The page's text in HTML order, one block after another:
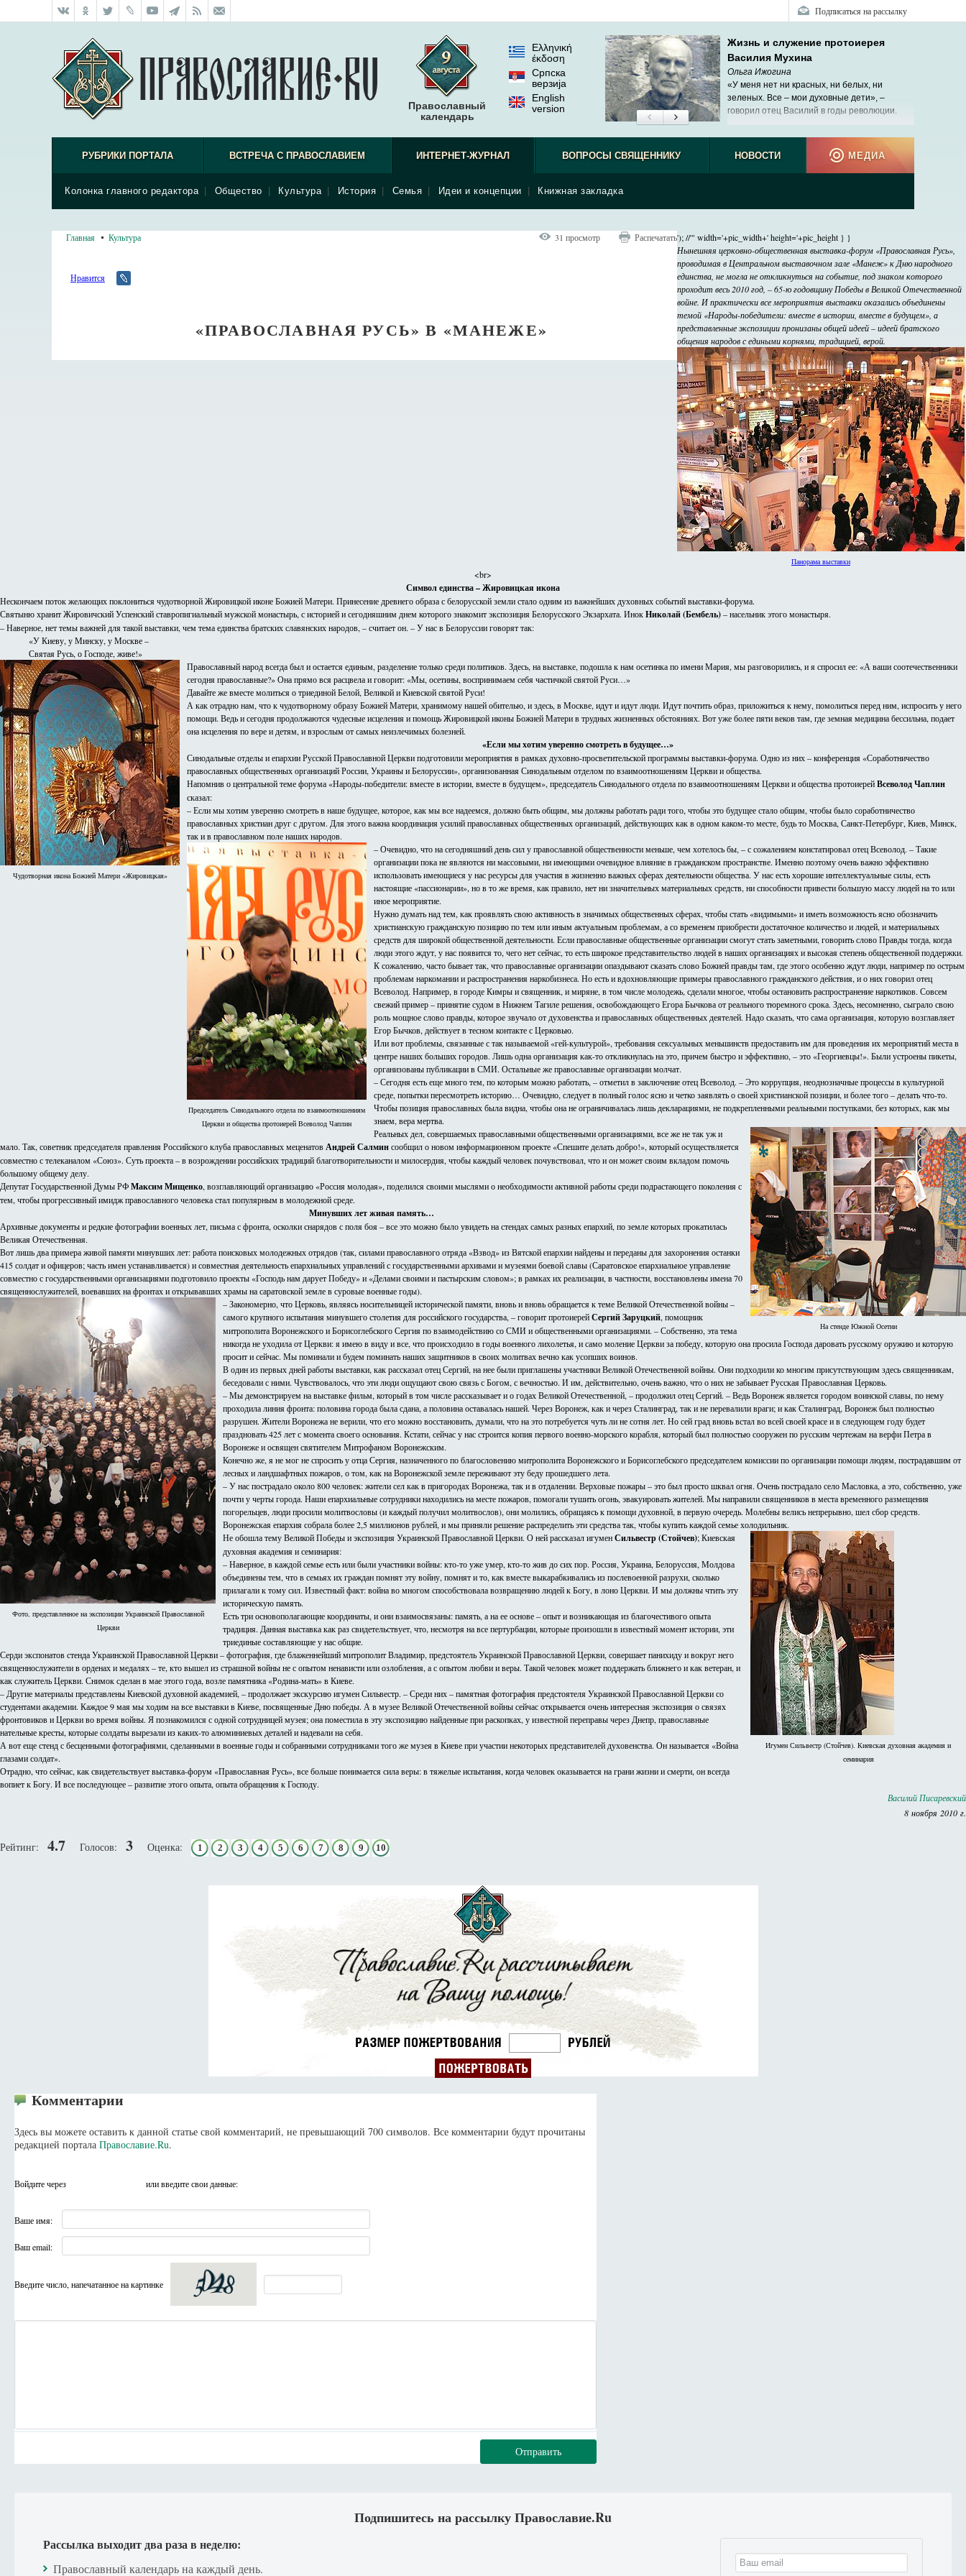
Подписаться на рассылку
Православный
календарь
Ελληνική
έκδοση
Српска
верзиjа
English
version
Жизнь и служение протоиерея
Василия Мухина
Ольга Ижогина
«У меня нет ни красных, ни белых, ни
зеленых. Все – мои духовные дети», –
говорил отец Василий в годы революции.
РУБРИКИ ПОРТАЛА ВСТРЕЧА С ПРАВОСЛАВИЕМ ИНТЕРНЕТ-ЖУРНАЛ
Колонка главного редактора Общество Культура История Семья Идеи и концепции Книжная закладка
ВОПРОСЫ СВЯЩЕННИКУ НОВОСТИ МЕДИА
Главная Культура 31 просмотр Распечатать
Нравится
«ПРАВОСЛАВНАЯ РУСЬ» В «МАНЕЖЕ»
'); //'" width='+pic_width+' height='+pic_height } }
Нынешняя церковно-общественная выставка-форум «Православная Русь»,
проводимая в Центральном выставочном зале «Манеж» к Дню народного
единства, не могла не откликнуться на событие, под знаком которого
проходит весь 2010 год, – 65-ю годовщину Победы в Великой Отечественной
войне. И практически все мероприятия выставки оказались объединены
темой «Народы-победители: вместе в истории, вместе в будущем», а
представленные экспозиции пронизаны общей идеей – идеей братского
общения народов с едиными корнями, традицией, верой.
Панорама выставки
<br>
Символ единства – Жировицкая икона
Нескончаем поток желающих поклониться чудотворной Жировицкой иконе Божией Матери. Принесение древнего образа с белорусской земли стало одним из важнейших духовных событий выставки-форума.
Святыню хранит Жировичский Успенский ставропигиальный мужской монастырь, с историей и сегодняшним днем которого знакомит экспозиция Белорусского Экзархата. ИнокНиколай (Бембель)– насельник этого монастыря.
– Наверное, нет темы важней для такой выставки, чем тема единства братских славянских народов, – считает он. – У нас в Белоруссии говорят так:
«У Киеву, у Минску, у Москве –
Святая Русь, о Господе, живе!»
Чудотворная икона Божией Матери «Жировицкая»
Православный народ всегда был и остается единым, разделение только среди политиков. Здесь, на выставке, подошла к нам осетинка по имени Мария, мы разговорились, и я спросил ее: «А ваши соотечественники
сегодня православные?» Она прямо вся расцвела и говорит: «Мы, осетины, воспринимаем себя частичкой святой Руси…»
Давайте же вместе молиться о триединой Белой, Великой и Киевской святой Руси!
А как отрадно нам, что к чудотворному образу Божией Матери, хранимому нашей обителью, и здесь, в Москве, идут и идут люди. Идут почтить образ, приложиться к нему, помолиться перед ним, испросить у него
помощи. Ведь и сегодня продолжаются чудесные исцеления и помощь Жировицкой иконы Божией Матери в трудных жизненных обстояниях. Вот уже более пяти веков там, где земная медицина бессильна, подает
она исцеления по вере и детям, и взрослым от самых неизлечимых болезней.
«Если мы хотим уверенно смотреть в будущее…»
Синодальные отделы и епархии Русской Православной Церкви подготовили мероприятия в рамках духовно-просветительской программы выставки-форума. Одно из них – конференция «Соработничество
православных общественных организаций России, Украины и Белоруссии», организованная Синодальным отделом по взаимоотношениям Церкви и общества.
Напомнив о центральной теме форума «Народы-победители: вместе в истории, вместе в будущем», председатель Синодального отдела по взаимоотношениям Церкви и общества протоиерейВсеволод Чаплин
сказал:
– Если мы хотим уверенно смотреть в наше будущее, которое, как мы все надеемся, должно быть общим, мы должны работать ради того, чтобы это будущее стало общим, чтобы было соработничество
православных христиан друг с другом. Для этого важна координация усилий православных общественных организаций, действующих как в одном каком-то месте, будь то Москва, Санкт-Петербург, Киев, Минск,
так и в православном поле наших народов.
Председатель Синодального отдела по взаимоотношениям
Церкви и общества протоиерей Всеволод Чаплин
– Очевидно, что на сегодняшний день сил у православной общественности меньше, чем хотелось бы, – с сожалением констатировал отец Всеволод. – Такие
организации пока не являются ни массовыми, ни имеющими очевидное влияние в гражданском пространстве. Именно поэтому очень важно эффективно
использовать имеющиеся у нас ресурсы для участия в жизненно важных сферах деятельности общества. У нас есть хорошие интеллектуальные силы, есть
настоящие «пассионарии», но в то же время, как правило, нет ни значительных материальных средств, ни способности привести большую массу людей на то или
иное мероприятие.
Нужно думать над тем, как проявлять свою активность в значимых общественных сферах, чтобы стать «видимыми» и иметь возможность ясно обозначить
христианскую гражданскую позицию по тем или иным актуальным проблемам, а со временем приобрести достаточное количество и людей, и материальных
средств для широкой общественной деятельности. Если православные общественные организации смогут стать заметными, говорить слово Правды тогда, когда
люди этого ждут, у нас появится то, чего нет сейчас, то есть широкое представительство людей в наших организациях и высокая степень общественной поддержки.
К сожалению, часто бывает так, что православные организации опаздывают сказать слово Божией правды там, где этого особенно ждут люди, например по острым
проблемам наркомании и распространения наркобизнеса. Но есть и вдохновляющие примеры православного гражданского действия, и о них говорил отец
Всеволод. Например, в городе Кимры и священник, и миряне, в том числе молодежь, сделали многое, чтобы остановить распространение наркотиков. Совсем
свежий пример – принятие судом в Нижнем Тагиле решения, освобождающего Егора Бычкова от реального тюремного срока. Здесь, несомненно, сыграло свою
роль мощное слово правды, которое звучало от духовенства и православных общественных деятелей. Надо сказать, что сама организация, которую возглавляет
Егор Бычков, действует в тесном контакте с Церковью.
Или вот проблемы, связанные с так называемой «гей-культурой», требования сексуальных меньшинств предоставить им для проведения их мероприятий места в
центре наших больших городов. Лишь одна организация как-то откликнулась на это, причем быстро и эффективно, – это «Георгиевцы!». Были устроены пикеты,
организованы публикации в СМИ. Остальные же православные организации молчат.
– Сегодня есть еще много тем, по которым можно работать, – отметил в заключение отец Всеволод. – Это коррупция, неоднозначные процессы в культурной
среде, попытки пересмотреть историю… Очевидно, следует в полный голос ясно и четко заявлять о своей христианской позиции, и более того – делать что-то.
Чтобы позиция православных была видна, чтобы она не ограничивалась лишь декларациями, не подкрепленными реальными поступками, без которых, как мы
знаем, вера мертва.
На стенде Южной Осетии
Реальных дел, совершаемых православными общественными организациями, все же не так уж и
мало. Так, советник председателя правления Российского клуба православных меценатовАндрей Салминсообщил о новом информационном проекте «Спешите делать добро!», который осуществляется
совместно с телеканалом «Союз». Суть проекта – в возрождении российских традиций благотворительности и милосердия, чтобы каждый человек почувствовал, что и он может своим вкладом помочь
большому общему делу.
Депутат Государственной Думы РФМаксим Мищенко, возглавляющий организацию «Россия молодая», поделился своими мыслями о необходимости активной работы среди подрастающего поколения с
тем, чтобы прогрессивный имидж православного человека стал популярным в молодежной среде.
Минувших лет живая память…
Архивные документы и редкие фотографии военных лет, письма с фронта, осколки снарядов с поля боя – все это можно было увидеть на стендах самых разных епархий, по земле которых прокатилась
Великая Отечественная.
Вот лишь два примера живой памяти минувших лет: работа поисковых молодежных отрядов (так, силами православного отряда «Взвод» из Вятской епархии найдены и переданы для захоронения останки
415 солдат и офицеров; часть имен устанавливается) и совместная деятельность епархиальных управлений с государственными архивами и музеями боевой славы (Саратовское епархиальное управление
совместно с государственными организациями подготовило проекты «Господь нам дарует Победу» и «Делами своими и пастырским словом»; в рамках их реализации, в частности, восстановлены имена 70
священнослужителей, воевавших на фронтах и открывавших храмы на саратовской земле в суровые военные годы).
Фото, представленное на экспозиции Украинской Православной
Церкви
– Закономерно, что Церковь, являясь носительницей исторической памяти, вновь и вновь обращается к теме Великой Отечественной войны –
самого крупного испытания минувшего столетия для российского государства, – говорит протоиерейСергий Заруцкий, помощник
митрополита Воронежского и Борисоглебского Сергия по взаимодействию со СМИ и общественными организациями. – Собственно, эта тема
никогда не уходила от Церкви: я имею в виду и все, что происходило в годы военного лихолетья, и само моление Церкви за победу, которую она просила Господа даровать русскому оружию и которую
просит и сейчас. Мы поминали и будем поминать наших защитников в своих молитвах вечно как усопших воинов.
В один из первых дней работы выставки, как рассказал отец Сергий, на нее были приглашены участники Великой Отечественной войны. Они подходили ко многим присутствующим здесь священникам,
беседовали с ними. Чувствовалось, что эти люди ощущают свою связь с Богом, с вечностью. И им, действительно, очень важно, что о них не забывает Русская Православная Церковь.
– Мы демонстрируем на выставке фильм, который в том числе рассказывает и о годах Великой Отечественной, – продолжил отец Сергий. – Ведь Воронеж является городом воинской славы, по нему
проходила линия фронта: половина города была сдана, а половина оставалась нашей. Через Воронеж, как и через Сталинград, так и не перевалили враги; и как Сталинград, Воронеж был полностью
разрушен. Жители Воронежа не верили, что его можно восстановить, думали, что на это потребуется чуть ли не сотня лет. Но сей град вновь встал во всей своей красе и в следующем году будет
праздновать 425 лет с момента своего основания. Кстати, сейчас у нас строится копия первого военно-морского корабля, который был полностью сооружен по русским чертежам на верфи Петра в
Воронеже и освящен святителем Митрофаном Воронежским.
Конечно же, я не мог не спросить у отца Сергия, назначенного по благословению митрополита Воронежского и Борисоглебского председателем комиссии по организации помощи людям, пострадавшим от
лесных и ландшафтных пожаров, о том, как на Воронежской земле переживают эту беду прошедшего лета.
– У нас пострадало около 800 человек: жители сел как в пригородах Воронежа, так и в отдалении. Верховые пожары – это был просто шквал огня. Очень пострадало село Масловка, а это, собственно, уже
почти у черты города. Наши епархиальные сотрудники находились на месте пожаров, помогали тушить огонь, эвакуировать жителей. Мы направили священников в места временного размещения
погорельцев, люди просили молитвословы (и каждый получил молитвослов), они молились, обращаясь к помощи духовной, в первую очередь. Молебны велись непрерывно, шел сбор средств.
Воронежская епархия собрала более 2,5 миллионов рублей, и мы приняли решение распределить эти средства так, чтобы купить каждой семье холодильник.
Игумен Сильвестр (Стойчев). Киевская духовная академия и
семинария
Не обошла тему Великой Победы и экспозиция Украинской Православной Церкви. О ней рассказал игуменСильвестр (Стойчев); Киевская
духовная академия и семинария:
– Наверное, в каждой семье есть или были участники войны: кто-то уже умер, кто-то жив до сих пор. Россия, Украина, Белоруссия, Молдова
объединены тем, что в семьях их граждан помнят эту войну, помнят и то, как вместе выкарабкивались из послевоенной разрухи, сколько
прилагали к тому сил. Известный факт: война во многом способствовала возвращению людей к Богу, в лоно Церкви. И мы должны чтить эту
историческую память.
Есть три основополагающие координаты, и они взаимосвязаны: память, а на ее основе – опыт и возникающая из благочестивого опыта
традиция. Данная выставка как раз свидетельствует, что, несмотря на все пертурбации, которые произошли в известный момент истории, эти
триединые составляющие у нас общие.
Серди экспонатов стенда Украинской Православной Церкви – фотография, где блаженнейший митрополит Владимир, предстоятель Украинской Православной Церкви, совершает панихиду и вокруг него
священнослужители в орденах и медалях – те, кто вышел из страшной войны не с опытом ненависти или озлобления, а с опытом любви и веры. Такой человек может поддержать ближнего и как ветеран, и
как служитель Церкви. Снимок сделан в мае этого года, возле памятника «Родина-мать» в Киеве.
– Другие материалы представлены Киевской духовной академией, – продолжает экскурсию игумен Сильвестр. – Среди них – памятная фотография предстоятеля Украинской Православной Церкви со
студентами академии. Каждое 9 мая мы ходим на все выставки в Киеве, посвященные Дню победы. А в музее Великой Отечественной войны сейчас открывается очень интересная экспозиция о связях
фронтовиков и Церкви во время войны. Я познакомился с одной сотрудницей музея; она поместила в эту экспозицию найденные при раскопках, у известной переправы через Днепр, православные
нательные кресты, которые солдаты вырезали из каких-то алюминиевых деталей и надевали на себя.
А вот еще стенд с бесценными фотографиями, сделанными в военные годы и собранными сотрудниками того же музея в Киеве при участии некоторых представителей духовенства. Он называется «Война
глазами солдат».
Отрадно, что сейчас, как свидетельствует выставка-форум «Православная Русь», все больше понимается сила веры: в тяжелые испытания, когда человек оказывается на грани жизни и смерти, он всегда
вопиет к Богу. И все последующее – развитие этого опыта, опыта обращения к Господу.
Василий Писаревский
8 ноября 2010 г.
Рейтинг: 4.7 Голосов: 3 Оценка: 1 2 3 4 5 6 7 8 9 10
Комментарии
Здесь вы можете оставить к данной статье свой комментарий, не превышающий 700 символов. Все комментарии будут прочитаны
редакцией портала Православие.Ru.
Войдите через или введите свои данные:
Ваше имя:
Ваш email:
Введите число, напечатанное на картинке
Отправить
Подпишитесь на рассылку Православие.Ru
Рассылка выходит два раза в неделю:
Православный календарь на каждый день.